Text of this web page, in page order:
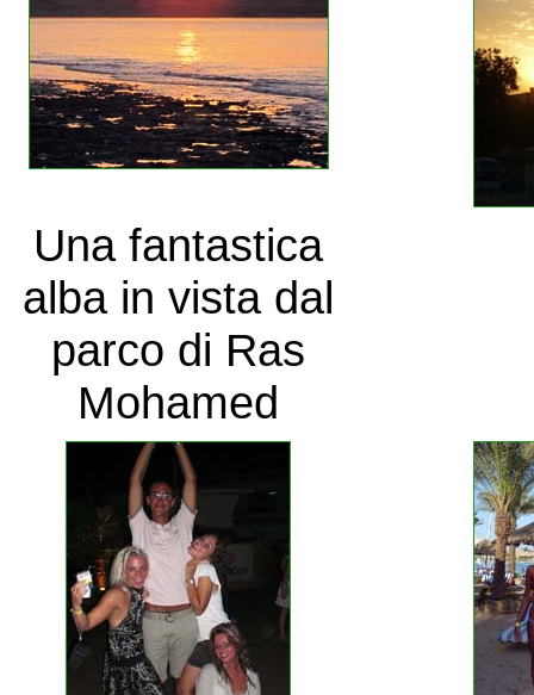
Una fantastica
alba in vista dal
parco di Ras
Mohamed